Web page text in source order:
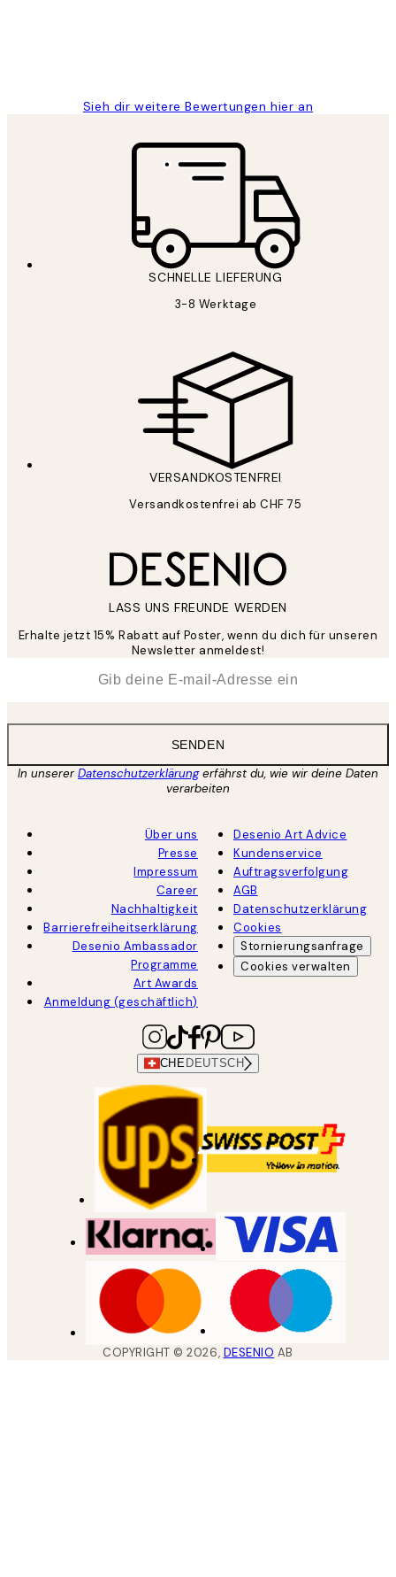
Sieh dir weitere Bewertungen hier an
SCHNELLE LIEFERUNG
3-8 Werktage
VERSANDKOSTENFREI
Versandkostenfrei ab CHF 75
LASS UNS FREUNDE WERDEN
Erhalte jetzt 15% Rabatt auf Poster, wenn du dich für unseren
Newsletter anmeldest!
SENDEN
In unsererDatenschutzerklärungerfährst du, wie wir deine Daten
verarbeiten
Über uns
Presse
Impressum
Career
Nachhaltigkeit
Barrierefreiheitserklärung
Desenio Ambassador
Programme
Art Awards
Anmeldung (geschäftlich)
Desenio Art Advice
Kundenservice
Auftragsverfolgung
AGB
Datenschutzerklärung
Cookies
Stornierungsanfrage
Cookies verwalten
CHE DEUTSCH
COPYRIGHT ©2026, DESENIO AB